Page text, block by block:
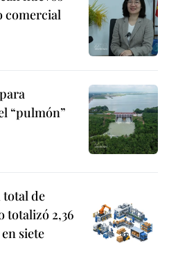
comercial
“pulmón”
de
totalizó 2,36
siete